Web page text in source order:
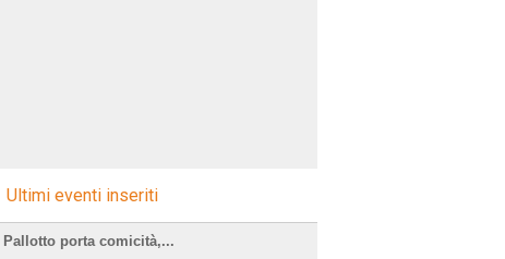
Ultimi eventi inseriti
Pallotto porta comicità,...